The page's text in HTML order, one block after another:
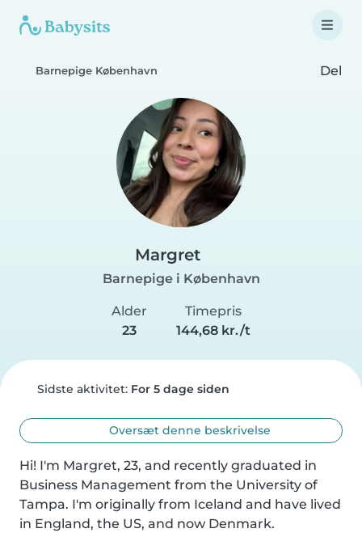
Barnepige København Del
Margret
Barnepige i København
Alder
23
Timepris
144,68 kr./t
Sidste aktivitet: For 5 dage siden
Oversæt denne beskrivelse
Hi! I'm Margret, 23, and recently graduated in
Business Management from the University of
Tampa. I'm originally from Iceland and have lived
in England, the US, and now Denmark.